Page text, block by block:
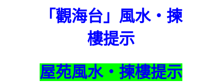
「觀海台」風水‧揀
樓提示
屋苑風水‧揀樓提示